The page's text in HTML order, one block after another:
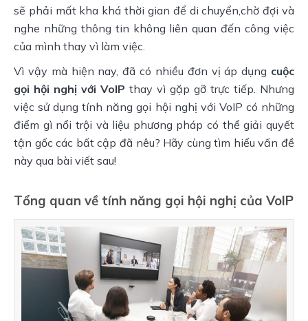
sẽ phải mất kha khá thời gian để di chuyển,chờ đợi và
nghe những thông tin không liên quan đến công việc
của mình thay vì làm việc.
Vì vậy mà hiện nay, đã có nhiều đơn vị áp dụng cuộc
gọi hội nghị với VoIP thay vì gặp gỡ trực tiếp. Nhưng
việc sử dụng tính năng gọi hội nghị với VoIP có những
điểm gì nổi trội và liệu phương pháp có thể giải quyết
tận gốc các bất cập đã nêu? Hãy cùng tìm hiểu vấn đề
này qua bài viết sau!
Tổng quan về tính năng gọi hội nghị của VoIP